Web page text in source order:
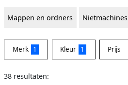
Mappen en ordners Nietmachines
Merk 1 Kleur 1 Prijs
38 resultaten: